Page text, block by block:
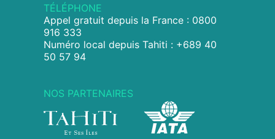
TÉLÉPHONE
Appel gratuit depuis la France : 0800
916 333
Numéro local depuis Tahiti : +689 40
50 57 94
NOS PARTENAIRES